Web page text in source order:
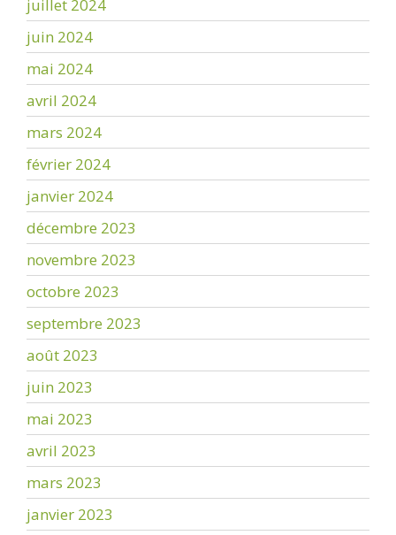
juillet 2024
juin 2024
mai 2024
avril 2024
mars 2024
février 2024
janvier 2024
décembre 2023
novembre 2023
octobre 2023
septembre 2023
août 2023
juin 2023
mai 2023
avril 2023
mars 2023
janvier 2023